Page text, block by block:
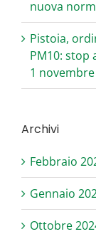
nuova
Pistoia,
PM10: stop
1 novembre
Archivi
Febbraio
Gennaio
Ottobre